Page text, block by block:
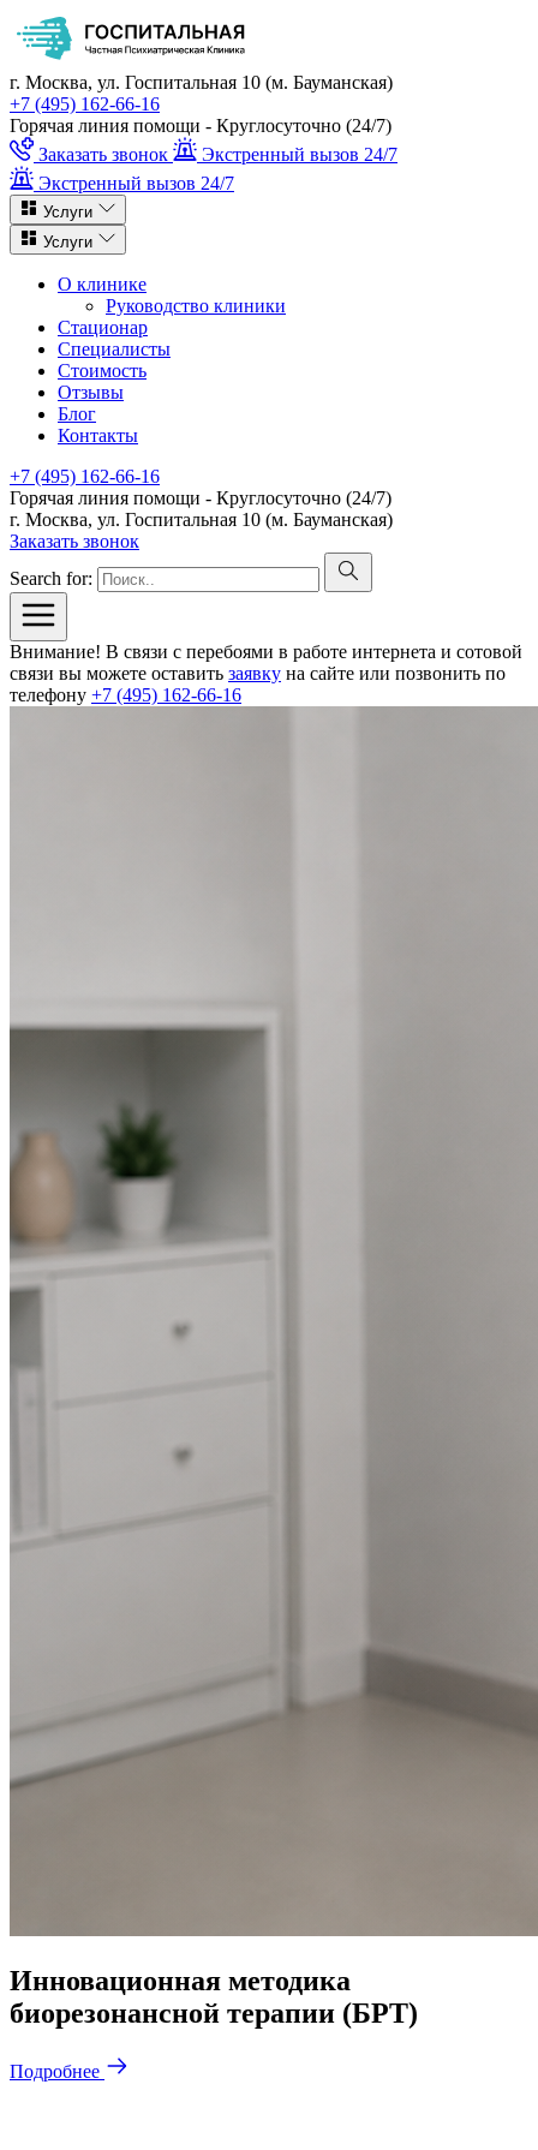
г. Москва, ул. Госпитальная 10 (м. Бауманская)
+7 (495) 162-66-16
Горячая линия помощи - Круглосуточно (24/7)
Заказать звонок
Экстренный вызов 24/7
Экстренный вызов 24/7
Услуги
Услуги
О клинике
Руководство клиники
Стационар
Специалисты
Стоимость
Отзывы
Блог
Контакты
+7 (495) 162-66-16
Горячая линия помощи - Круглосуточно (24/7)
г. Москва, ул. Госпитальная 10 (м. Бауманская)
Заказать звонок
Search for:
Внимание! В связи с перебоями в работе интернета и сотовой
связи вы можете оставить заявку на сайте или позвонить по
телефону +7 (495) 162-66-16
Инновационная методика
биорезонансной терапии (БРТ)
Подробнее